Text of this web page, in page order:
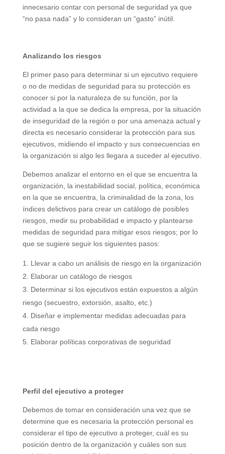
innecesario contar con personal de seguridad ya que
“no pasa nada” y lo consideran un “gasto” inútil.
Analizando los riesgos
El primer paso para determinar si un ejecutivo requiere
o no de medidas de seguridad para su protección es
conocer si por la naturaleza de su función, por la
actividad a la que se dedica la empresa, por la situación
de inseguridad de la región o por una amenaza actual y
directa es necesario considerar la protección para sus
ejecutivos, midiendo el impacto y sus consecuencias en
la organización si algo les llegara a suceder al ejecutivo.
Debemos analizar el entorno en el que se encuentra la
organización, la inestabilidad social, política, económica
en la que se encuentra, la criminalidad de la zona, los
índices delictivos para crear un catálogo de posibles
riesgos, medir su probabilidad e impacto y plantearse
medidas de seguridad para mitigar esos riesgos; por lo
que se sugiere seguir los siguientes pasos:
Llevar a cabo un análisis de riesgo en la organización
Elaborar un catálogo de riesgos
Determinar si los ejecutivos están expuestos a algún
riesgo (secuestro, extorsión, asalto, etc.)
Diseñar e implementar medidas adecuadas para
cada riesgo
Elaborar políticas corporativas de seguridad
Perfil del ejecutivo a proteger
Debemos de tomar en consideración una vez que se
determine que es necesaria la protección personal es
considerar el tipo de ejecutivo a proteger, cuál es su
posición dentro de la organización y cuáles son sus